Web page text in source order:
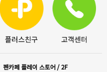
펜카페 플레이 스토어 / 2F